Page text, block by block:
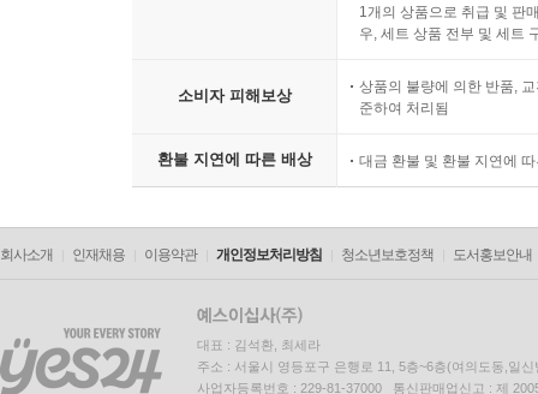
1개의 상품으로 취급 및 판
우, 세트 상품 전부 및 세트
소비자 피해보상
상품의 불량에 의한 반품,
준하여 처리됨
환불 지연에 따른 배상 대금 환불 및 환불 지연에
회사소개 인재채용 이용약관 개인정보처리방침 청소년보호정책 도서홍보안내
대표 : 김석환, 최세라
주소 : 서울시 영등포구 은행로 11, 5층~6층(여의도동,일신
사업자등록번호 : 229-81-37000 통신판매업신고 : 제